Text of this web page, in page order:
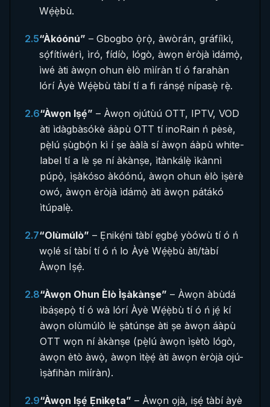
Wẹ́ẹ̀bù.
2.5“Àkóónú” – Gbogbo ọ̀rọ̀, àwòrán, gráfíìkì,
sọ́fítíwérì, ìró, fídíò, lógò, àwọn èròjà ìdámọ̀,
ìwé àti àwọn ohun èlò mìíràn tí ó farahàn
lórí Àyè Wẹ́ẹ̀bù tàbí tí a fi ránṣẹ́ nípasẹ̀ rẹ̀.
2.6“Àwọn Iṣẹ́” – Àwọn ojútùú OTT, IPTV, VOD
àti ìdàgbàsókè áàpù OTT tí inoRain ń pèsè,
pẹ̀lú ṣùgbọ́n kì í ṣe ààlà sí àwọn áàpù white-
label tí a lè ṣe ní àkànṣe, ìtànkálẹ̀ ìkànnì
púpọ̀, ìṣàkóso àkóónú, àwọn ohun èlò ìṣèrè
owó, àwọn èròjà ìdámọ̀ àti àwọn pátákó
ìtúpalẹ̀.
2.7“Olùmúlò” – Ẹnikẹ́ni tàbí ẹgbẹ́ yòówù tí ó ń
wọlé sí tàbí tí ó ń lo Àyè Wẹ́ẹ̀bù àti/tàbí
Àwọn Iṣẹ́.
2.8“Àwọn Ohun Èlò Ìṣàkànṣe” – Àwọn àbùdá
ìbáṣepọ̀ tí ó wà lórí Àyè Wẹ́ẹ̀bù tí ó ń jẹ́ kí
àwọn olùmúlò lè ṣàtúnṣe àti ṣe àwọn áàpù
OTT wọn ní àkànṣe (pẹ̀lú àwọn ìṣètò lógò,
àwọn ètò àwọ̀, àwọn ìtẹ̀ẹ́ àti àwọn èròjà ojú-
ìṣàfihàn mìíràn).
2.9“Àwọn Iṣẹ́ Ẹnìkẹta” – Àwọn ọjà, iṣẹ́ tàbí àyè